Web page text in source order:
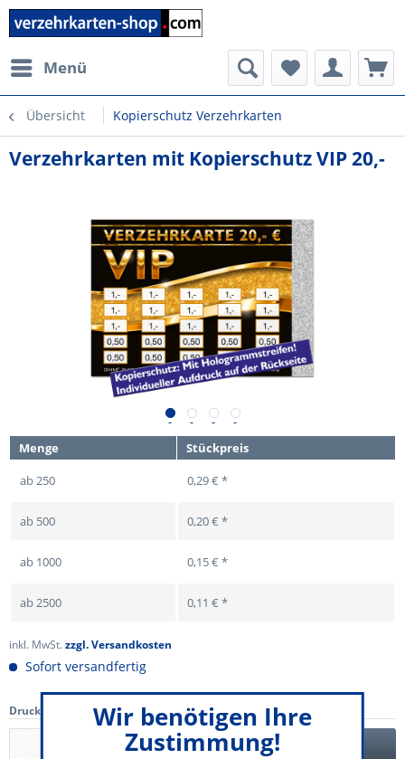
Menü
Übersicht Kopierschutz Verzehrkarten
Verzehrkarten mit Kopierschutz VIP 20,-
Menge
Stückpreis
ab250 0,29 € *
ab 500 0,20 € *
ab 1000 0,15 € *
ab2500 0,11 € *
inkl. MwSt.zzgl. Versandkosten
Sofort versandfertig
Druckdatenupload(min. 1 / max. 3)
Datei auswählen
Wir benötigen Ihre
Zustimmung!